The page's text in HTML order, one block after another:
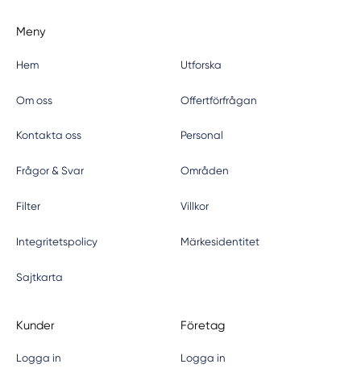
Meny
Hem Utforska
Om oss Offertförfrågan
Kontakta oss Personal
Frågor & Svar Områden
Filter Villkor
Integritetspolicy Märkesidentitet
Sajtkarta
Kunder
Logga in
Företag
Logga in